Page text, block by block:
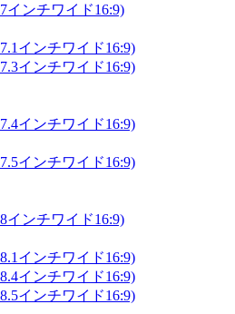
インチワイド16:9)
インチワイド16:9)
インチワイド16:9)
インチワイド16:9)
インチワイド16:9)
インチワイド16:9)
インチワイド16:9)
インチワイド16:9)
インチワイド16:9)